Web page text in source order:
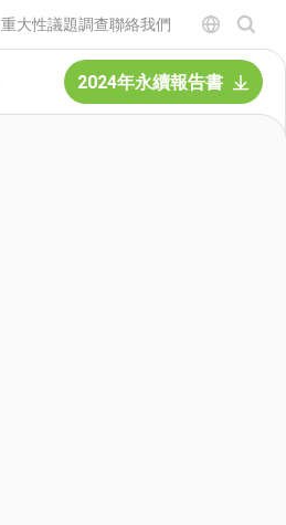
重大性議題調查聯絡我們
2024年永續報告書